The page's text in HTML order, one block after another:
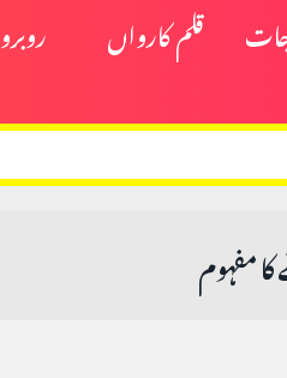
قلم کارواں روبرو
مفہوم